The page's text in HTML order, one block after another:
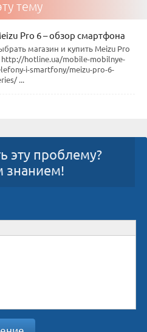
тему
Pro 6 – обзор смартфона
магазин и купить Meizu Pro
http://hotline.ua/mobile-mobilnye-
i-smartfony/meizu-pro-6-
...
эту проблему?
знанием!